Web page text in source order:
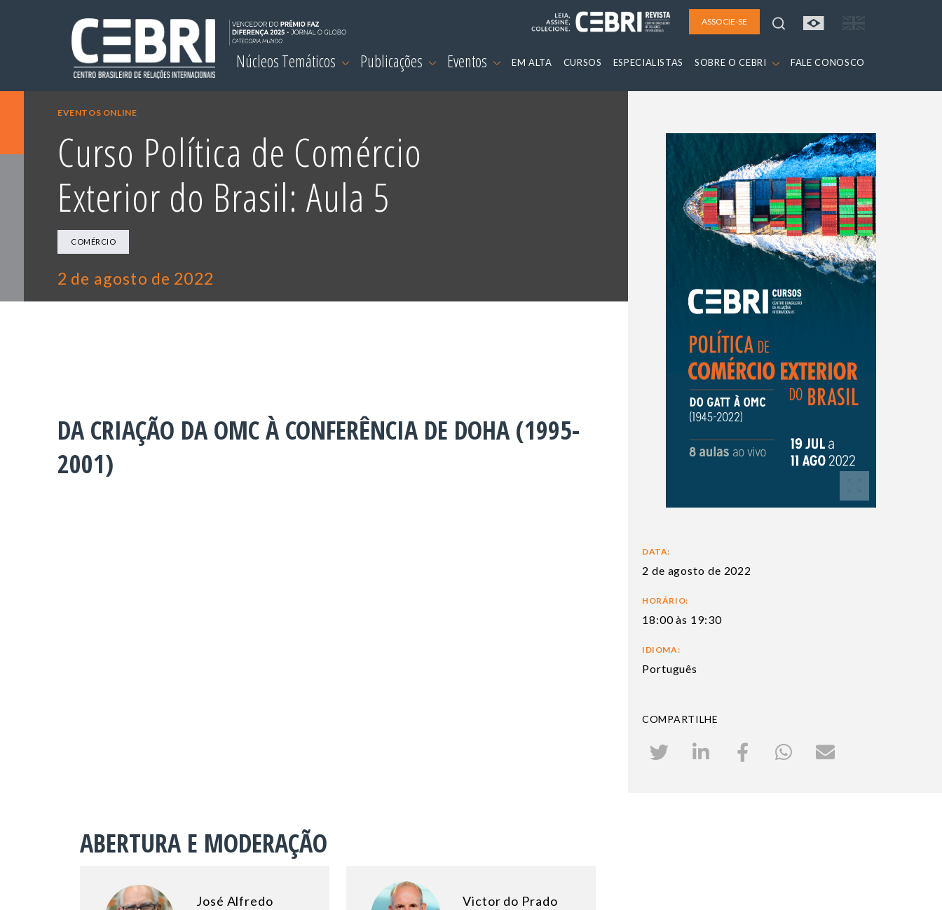
ASSOCIE-SE
Núcleos Temáticos Publicações Eventos EM ALTA CURSOS ESPECIALISTAS SOBRE O CEBRI FALE CONOSCO
EVENTOS ONLINE
Curso Política de Comércio
Exterior do Brasil: Aula 5
COMÉRCIO
2 de agosto de 2022
DA CRIAÇÃO DA OMC À CONFERÊNCIA DE DOHA (1995-
2001)
DATA:
2 de agosto de 2022
HORÁRIO:
18:00 às 19:30
IDIOMA:
Português
COMPARTILHE
ABERTURA E MODERAÇÃO
José Alfredo
Victor do Prado